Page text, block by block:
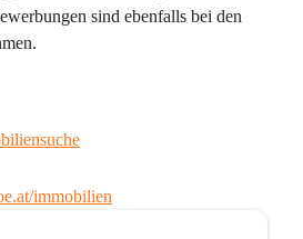
sind ebenfalls bei den
immobilien